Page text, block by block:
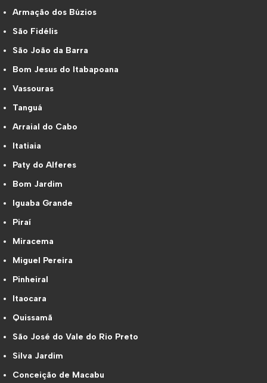
Armação dos Búzios
São Fidélis
São João da Barra
Bom Jesus do Itabapoana
Vassouras
Tanguá
Arraial do Cabo
Itatiaia
Paty do Alferes
Bom Jardim
Iguaba Grande
Piraí
Miracema
Miguel Pereira
Pinheiral
Itaocara
Quissamã
São José do Vale do Rio Preto
Silva Jardim
Conceição de Macabu